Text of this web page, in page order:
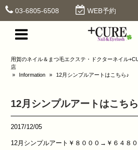
03-6805-6508 WEB予約
用賀のネイル＆まつ毛エクステ・ドクターネイル
店
»
Information » 12月シンプルアートはこちら♪
12月シンプルアートはこち
2017/12/05
12月シンプルアート￥８０００→￥６４８０